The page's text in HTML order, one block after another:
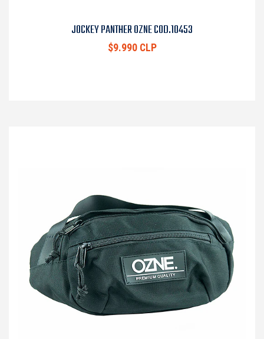
JOCKEY PANTHER OZNE COD.10453
$9.990 CLP